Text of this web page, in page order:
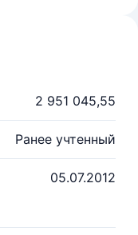
2 951 045,55
Ранее учтенный
05.07.2012